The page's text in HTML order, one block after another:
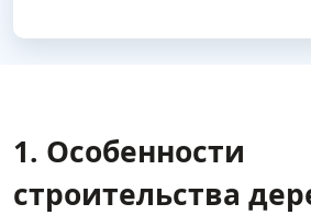
1. Особенности
строительства